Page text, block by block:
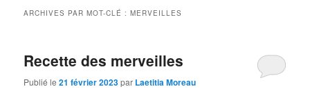
ARCHIVES PAR MOT-CLÉ :MERVEILLES
Recette des merveilles
Publié le21 février 2023par Laetitia Moreau